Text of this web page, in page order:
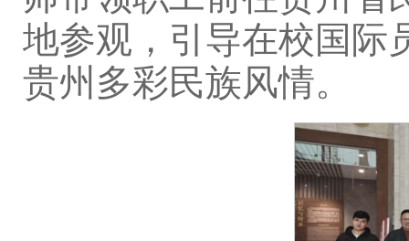
地参观，引导在校国际
贵州多彩民族风情。